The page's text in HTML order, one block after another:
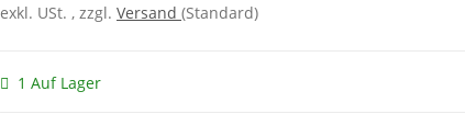
exkl. USt. , zzgl. Versand (Standard)
1 Auf Lager